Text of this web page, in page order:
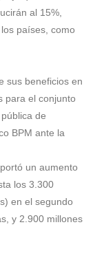
al 15%,
países, como
sus beneficios en
para el conjunto
de
BPM ante la
un aumento
los 3.300
en el segundo
y 2.900 millones